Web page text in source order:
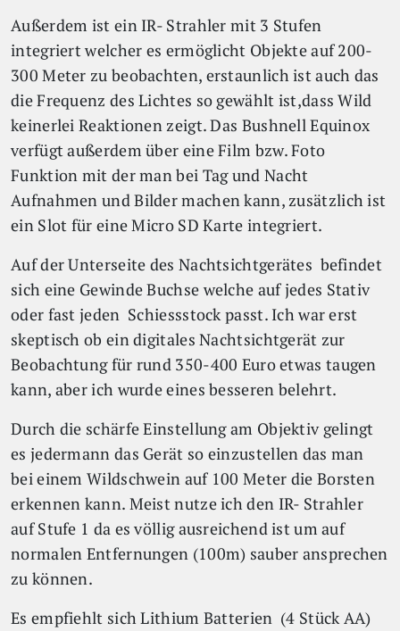
Außerdem ist ein IR- Strahler mit 3 Stufen
integriert welcher es ermöglicht Objekte auf 200-
300 Meter zu beobachten, erstaunlich ist auch das
die Frequenz des Lichtes so gewählt ist,dass Wild
keinerlei Reaktionen zeigt. Das Bushnell Equinox
verfügt außerdem über eine Film bzw. Foto
Funktion mit der man bei Tag und Nacht
Aufnahmen und Bilder machen kann, zusätzlich ist
ein Slot für eine Micro SD Karte integriert.
Auf der Unterseite des Nachtsichtgerätes befindet
sich eine Gewinde Buchse welche auf jedes Stativ
oder fast jeden Schiessstock passt. Ich war erst
skeptisch ob ein digitales Nachtsichtgerät zur
Beobachtung für rund 350-400 Euro etwas taugen
kann, aber ich wurde eines besseren belehrt.
Durch die schärfe Einstellung am Objektiv gelingt
es jedermann das Gerät so einzustellen das man
bei einem Wildschwein auf 100 Meter die Borsten
erkennen kann. Meist nutze ich den IR- Strahler
auf Stufe 1 da es völlig ausreichend ist um auf
normalen Entfernungen (100m) sauber ansprechen
zu können.
Es empfiehlt sich Lithium Batterien (4 Stück AA)